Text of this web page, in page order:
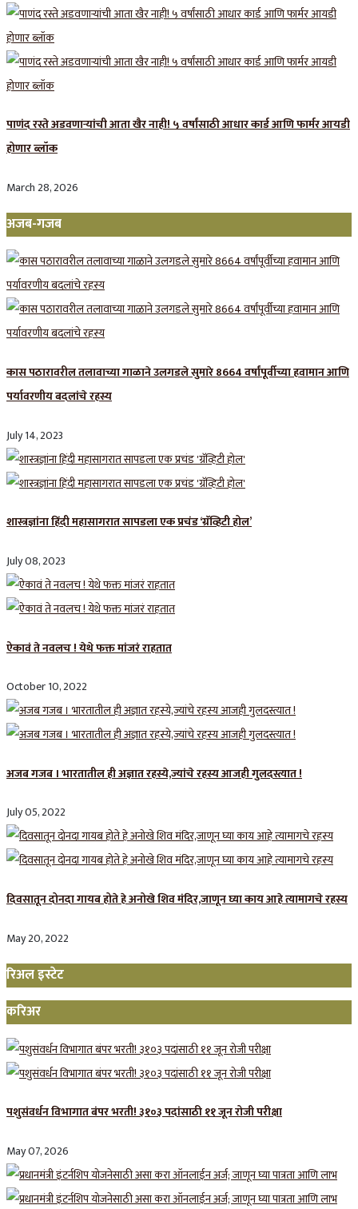
पाणंद रस्ते अडवणाऱ्यांची आता खैर नाही! ५ वर्षांसाठी आधार कार्ड आणि फार्मर आयडी
होणार ब्लॉक
March 28, 2026
अजब-गजब
कास पठारावरील तलावाच्या गाळाने उलगडले सुमारे 8664 वर्षांपूर्वीच्या हवामान आणि
पर्यावरणीय बदलांचे रहस्य
July 14, 2023
शास्त्रज्ञांना हिंदी महासागरात सापडला एक प्रचंड ‘ग्रॅव्हिटी होल’
July 08, 2023
ऐकावं ते नवलच ! येथे फक्त मांजरं राहतात
October 10, 2022
अजब गजब । भारतातील ही अज्ञात रहस्ये,ज्यांचे रहस्य आजही गुलदस्त्यात !
July 05, 2022
दिवसातून दोनदा गायब होते हे अनोखे शिव मंदिर,जाणून घ्या काय आहे त्यामागचे रहस्य
May 20, 2022
रिअल इस्टेट
करिअर
पशुसंवर्धन विभागात बंपर भरती! ३१०३ पदांसाठी ११ जून रोजी परीक्षा
May 07, 2026